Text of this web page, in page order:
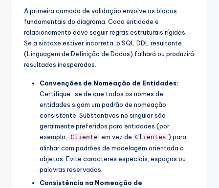
A primeira camada de validação envolve os blocos
fundamentais do diagrama. Cada entidade e
relacionamento deve seguir regras estruturais rígidas.
Se a sintaxe estiver incorreta, o SQL DDL resultante
(Linguagem de Definição de Dados) falhará ou produzirá
resultados inesperados.
Convenções de Nomeação de Entidades:
Certifique-se de que todos os nomes de
entidades sigam um padrão de nomeação
consistente. Substantivos no singular são
geralmente preferidos para entidades (por
exemplo,
Cliente em vez de Clientes ) para
alinhar com padrões de modelagem orientada a
objetos. Evite caracteres especiais, espaços ou
palavras reservadas.
Consistência na Nomeação de